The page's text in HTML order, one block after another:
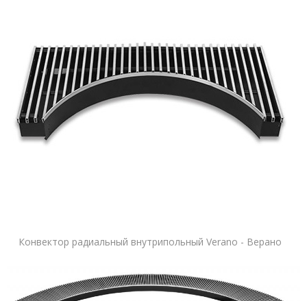
Конвектор радиальный внутрипольный Verano - Верано